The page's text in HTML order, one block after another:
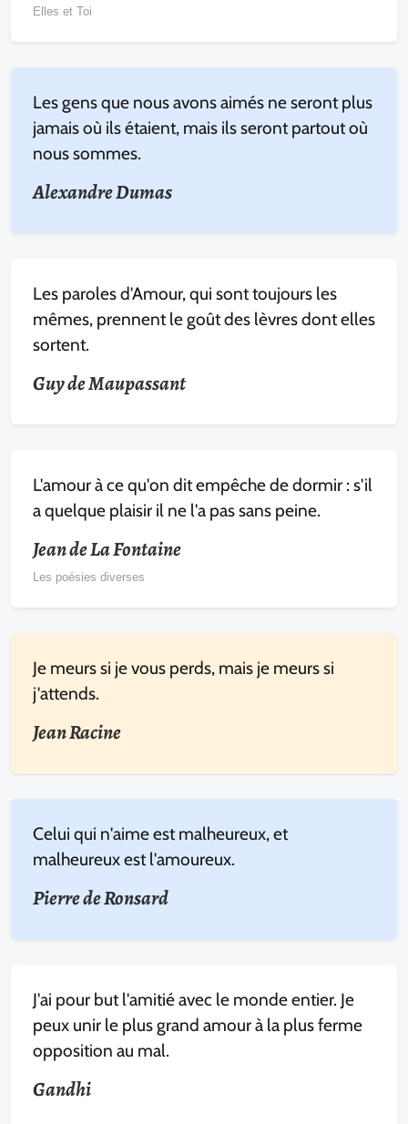
Elles et Toi
Les gens que nous avons aimés ne seront plus
jamais où ils étaient, mais ils seront partout où
nous sommes.
Alexandre Dumas
Les paroles d'Amour, qui sont toujours les
mêmes, prennent le goût des lèvres dont elles
sortent.
Guy de Maupassant
L'amour à ce qu'on dit empêche de dormir : s'il
a quelque plaisir il ne l'a pas sans peine.
Jean de La Fontaine
Les poésies diverses
Je meurs si je vous perds, mais je meurs si
j'attends.
Jean Racine
Celui qui n'aime est malheureux, et
malheureux est l'amoureux.
Pierre de Ronsard
J'ai pour but l'amitié avec le monde entier. Je
peux unir le plus grand amour à la plus ferme
opposition au mal.
Gandhi